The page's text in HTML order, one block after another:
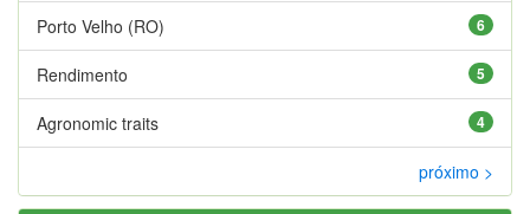
6
Porto Velho (RO)
5
Rendimento
4
Agronomic traits
próximo >